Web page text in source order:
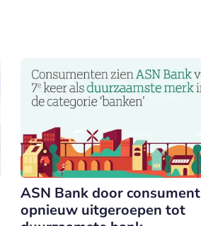
ASN Bank door consument
opnieuw uitgeroepen tot